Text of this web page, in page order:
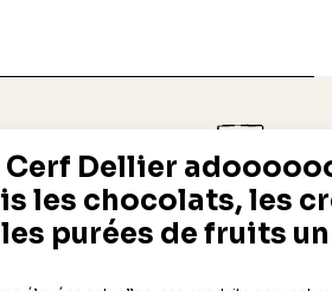
Livraison rapide 24/48h
Offerte dès 69 € en point